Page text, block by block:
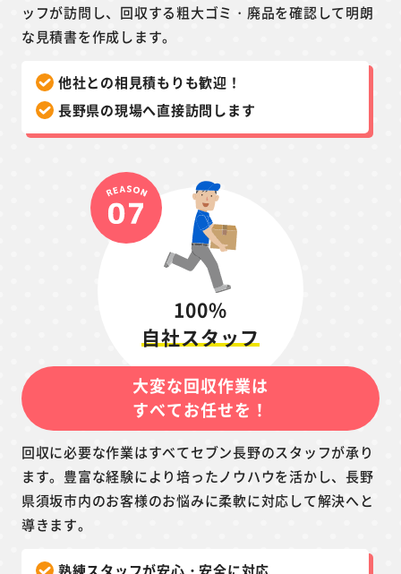
ッフが訪問し、回収する粗大ゴミ・廃品を確認して明朗
な見積書を作成します。
他社との相見積もりも歓迎！
長野県の現場へ直接訪問します
100%
自社スタッフ
大変な回収作業は
すべてお任せを！
回収に必要な作業はすべてセブン長野のスタッフが承り
ます。豊富な経験により培ったノウハウを活かし、長野
県須坂市内のお客様のお悩みに柔軟に対応して解決へと
導きます。